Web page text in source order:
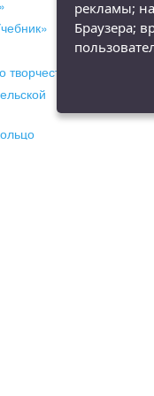
рекламы;
Браузера;